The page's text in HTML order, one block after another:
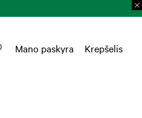
Krepšelis
Mano paskyra